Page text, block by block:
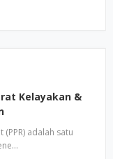
Kelayakan &
аdаlаh ѕаtu